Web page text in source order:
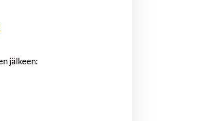
jälkeen: